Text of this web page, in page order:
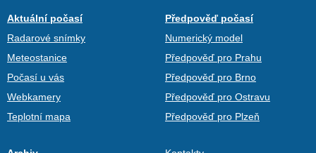
Aktuální počasí
Radarové snímky
Meteostanice
Počasí u vás
Webkamery
Teplotní mapa
Předpověď počasí
Numerický model
Předpověď pro Prahu
Předpověď pro Brno
Předpověď pro Ostravu
Předpověď pro Plzeň